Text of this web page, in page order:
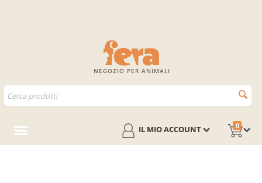
NEGOZIO PER ANIMALI
0
IL MIO ACCOUNT